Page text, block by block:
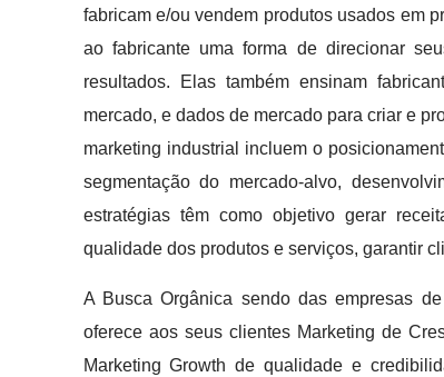
fabricam e/ou vendem produtos usados em
ao fabricante uma forma de direcionar
resultados. Elas também ensinam
mercado, e dados de mercado para criar e
marketing industrial incluem o
segmentação do mercado-alvo,
estratégias têm como objetivo gerar
qualidade dos produtos e serviços, garantir
A Busca Orgânica sendo das empresas
oferece aos seus clientes Marketing de
Marketing Growth de qualidade e